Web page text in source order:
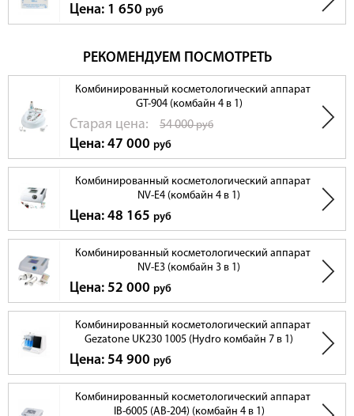
Цена: 1 650 руб
РЕКОМЕНДУЕМ ПОСМОТРЕТЬ
Комбинированный косметологический аппарат
GT-904 (комбайн 4 в 1)
Cтарая цена: 54 000руб
Цена: 47 000 руб
Комбинированный косметологический аппарат
NV-E4 (комбайн 4 в 1)
Цена: 48 165 руб
Комбинированный косметологический аппарат
NV-E3 (комбайн 3 в 1)
Цена: 52 000 руб
Комбинированный косметологический аппарат
Gezatone UK230 1005 (Hydro комбайн 7 в 1)
Цена: 54 900 руб
Комбинированный косметологический аппарат
IB-6005 (AB-204) (комбайн 4 в 1)